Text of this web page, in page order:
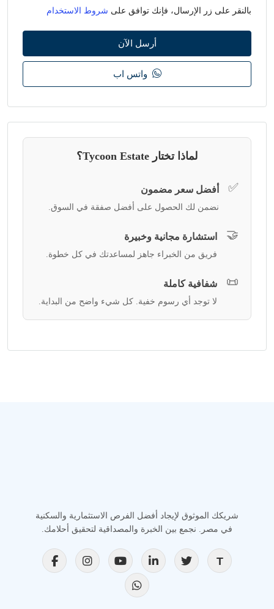
بالنقر على زر الإرسال، فإنك توافق على شروط الاستخدام
أرسل الآن
واتس اب
لماذا تختار Tycoon Estate؟
✅ أفضل سعر مضمون
نضمن لك الحصول على أفضل صفقة في السوق.
🤝 استشارة مجانية وخبيرة
فريق من الخبراء جاهز لمساعدتك في كل خطوة.
📜 شفافية كاملة
لا توجد أي رسوم خفية. كل شيء واضح من البداية.
شريكك الموثوق لإيجاد أفضل الفرص الاستثمارية والسكنية
في مصر. نجمع بين الخبرة والمصداقية لتحقيق أحلامك.